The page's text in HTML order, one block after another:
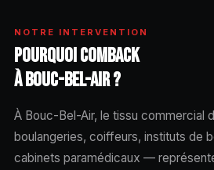
NOTRE INTERVENTION
POURQUOI COMBACK
À BOUC-BEL-AIR ?
À Bouc-Bel-Air, le tissu commercial
boulangeries, coiffeurs, instituts de
cabinets paramédicaux —